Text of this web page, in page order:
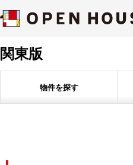
関東版
物件を探す